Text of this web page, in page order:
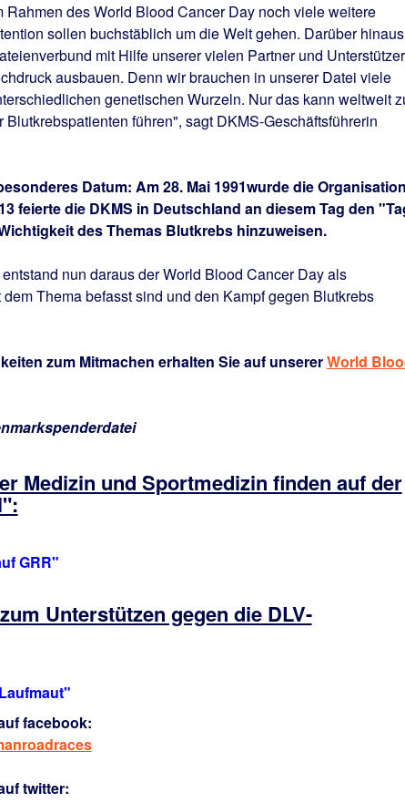
des World Blood Cancer Day noch viele weitere
sollen buchstäblich um die Welt gehen. Darüber hinaus
mit Hilfe unserer vielen Partner und Unterstützer
ausbauen. Denn wir brauchen in unserer Datei viele
genetischen Wurzeln. Nur das kann weltweit
führen", sagt DKMS-Geschäftsführerin
Datum: Am 28. Mai 1991wurde die Organisation
feierte die DKMS in Deutschland an diesem Tag den
des Themas Blutkrebs hinzuweisen.
nun daraus der World Blood Cancer Day als
Thema befasst sind und den Kampf gegen Blutkrebs
zum Mitmachen erhalten Sie auf unsererWorld
Medizin und Sportmedizin finden auf der
GRR"
Unterstützen gegen die DLV-
facebook:
twitter: